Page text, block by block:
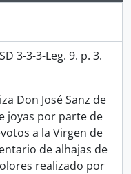
3-3-3-Leg. 9. p. 3.
Don José Sanz de
joyas por parte de
a la Virgen de
de alhajas de
realizado por